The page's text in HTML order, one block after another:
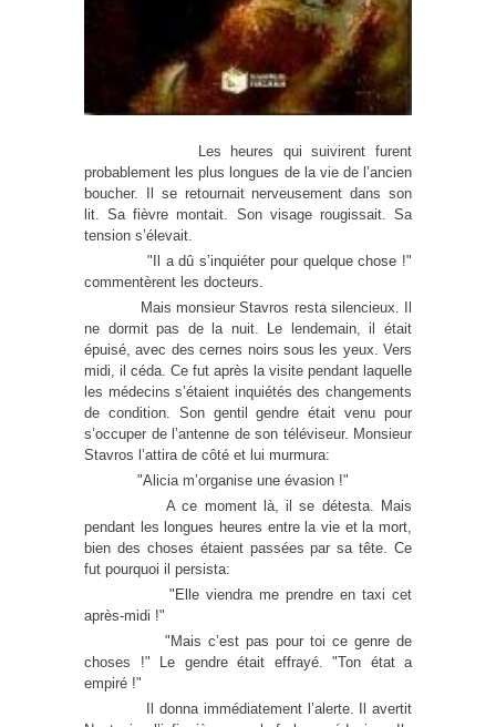
Les heures qui suivirent furent
probablement les plus longues de la vie de l’ancien
boucher. Il se retournait nerveusement dans son
lit. Sa fièvre montait. Son visage rougissait. Sa
tension s’élevait.
"Il a dû s’inquiéter pour quelque chose !"
commentèrent les docteurs.
Mais monsieur Stavros resta silencieux. Il
ne dormit pas de la nuit. Le lendemain, il était
épuisé, avec des cernes noirs sous les yeux. Vers
midi, il céda. Ce fut après la visite pendant laquelle
les médecins s’étaient inquiétés des changements
de condition. Son gentil gendre était venu pour
s’occuper de l’antenne de son téléviseur. Monsieur
Stavros l’attira de côté et lui murmura:
"Alicia m’organise une évasion !"
A ce moment là, il se détesta. Mais
pendant les longues heures entre la vie et la mort,
bien des choses étaient passées par sa tête. Ce
fut pourquoi il persista:
"Elle viendra me prendre en taxi cet
après-midi !"
"Mais c’est pas pour toi ce genre de
choses !" Le gendre était effrayé. "Ton état a
empiré !"
Il donna immédiatement l’alerte. Il avertit